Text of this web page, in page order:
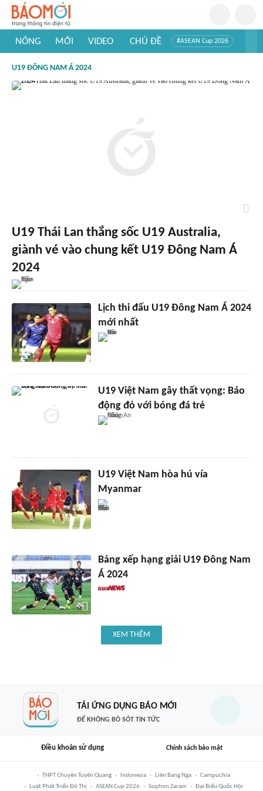
NÓNG MỚI VIDEO CHỦ ĐỀ #ASEAN Cup 2026
#Khám phá thế giới
U19 ĐÔNG NAM Á 2024
U19 Thái Lan thắng sốc U19 Australia,
giành vé vào chung kết U19 Đông Nam Á
2024
Lịch thi đấu U19 Đông Nam Á 2024
mới nhất
U19 Việt Nam gây thất vọng: Báo
động đỏ với bóng đá trẻ
U19 Việt Nam hòa hú vía
Myanmar
Bảng xếp hạng giải U19 Đông Nam
Á 2024
XEM THÊM
TẢI ỨNG DỤNG BÁO MỚI
ĐỂ KHÔNG BỎ SÓT TIN TỨC
Điều khoản sử dụng Chính sách bảo mật
THPT Chuyên Tuyên Quang Indonesia Liên Bang Nga
Campuchia
Luật Phát Triển Đô Thị
ASEAN Cup 2026 Sophon Zaram Đại Biểu Quốc Hội